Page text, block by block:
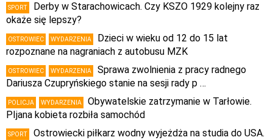
SPORT
Derby w Starachowicach. Czy KSZO 1929 kolejny raz
okaże się lepszy?
OSTROWIEC WYDARZENIA
Dzieci w wieku od 12 do 15 lat
rozpoznane na nagraniach z autobusu MZK
OSTROWIEC WYDARZENIA
Sprawa zwolnienia z pracy radnego
Dariusza Czupryńskiego stanie na sesji rady p …
POLICJA WYDARZENIA
Obywatelskie zatrzymanie w Tarłowie.
PIjana kobieta rozbiła samochód
SPORT
Ostrowiecki piłkarz wodny wyjeżdża na studia do USA.